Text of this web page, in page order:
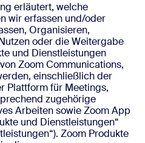
erläutert, welche
wir erfassen und/oder
Organisieren,
oder die Weitergabe
und Dienstleistungen
Zoom Communications,
einschließlich der
Plattform für Meetings,
zugehörige
Arbeiten sowie Zoom App
und Dienstleistungen“
Zoom Produkte